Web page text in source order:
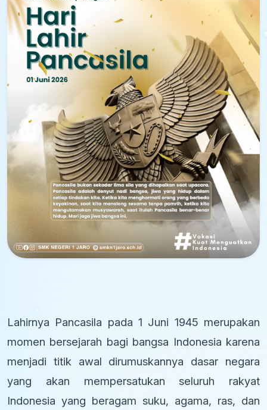
Lahirnya Pancasila pada 1 Juni 1945 merupakan
momen bersejarah bagi bangsa Indonesia karena
menjadi titik awal dirumuskannya dasar negara
yang akan mempersatukan seluruh rakyat
Indonesia yang beragam suku, agama, ras, dan